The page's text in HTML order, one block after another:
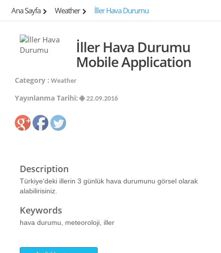
Ana Sayfa Weather İller Hava Durumu
İller Hava Durumu
Mobile Application
Category : Weather
Yayınlanma Tarihi: 22.09.2016
Description
Türkiye'deki illerin 3 günlük hava durumunu görsel olarak
alabilirisiniz.
Keywords
hava durumu, meteoroloji, iller